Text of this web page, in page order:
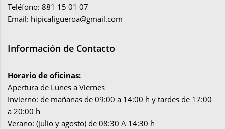
Teléfono: 881 15 01 07
Email: hipicafigueroa@gmail.com
Información de Contacto
Horario de oficinas:
Apertura de Lunes a Viernes
Invierno: de mañanas de 09:00 a 14:00 h y tardes de 17:00
a 20:00 h
Verano: (julio y agosto) de 08:30 A 14:30 h